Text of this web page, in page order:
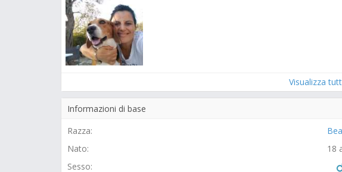
Visualizza
Informazioni di base
Razza:
Nato:
18
Sesso: